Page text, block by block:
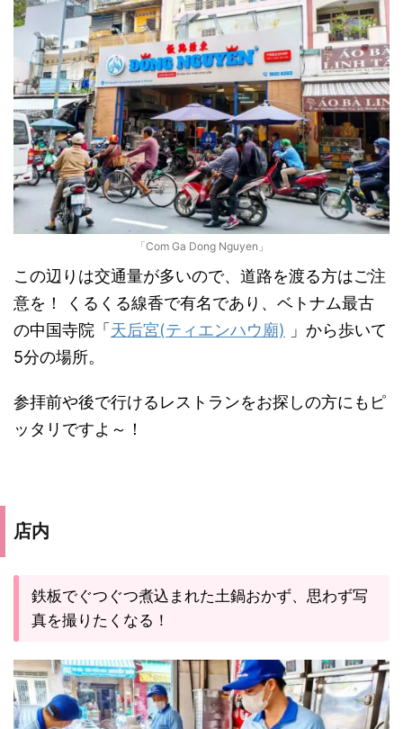
「Com Ga Dong Nguyen」
この辺りは交通量が多いので、道路を渡る方はご注
意を！ くるくる線香で有名であり、ベトナム最古
の中国寺院「 天后宮(ティエンハウ廟) 」から歩いて
5分の場所。
参拝前や後で行けるレストランをお探しの方にもピ
ッタリですよ～！
店内
鉄板でぐつぐつ煮込まれた土鍋おかず、思わず写
真を撮りたくなる！